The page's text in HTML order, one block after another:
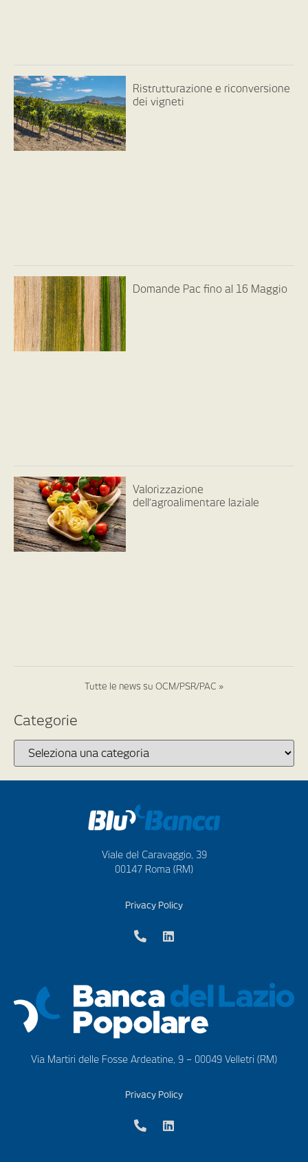
Ristrutturazione e riconversione
dei vigneti
Domande Pac fino al 16 Maggio
Valorizzazione
dell’agroalimentare laziale
Tutte le news su OCM/PSR/PAC »
Categorie
Viale del Caravaggio, 39
00147 Roma (RM)
Privacy Policy
Via Martiri delle Fosse Ardeatine, 9 – 00049 Velletri (RM)
Privacy Policy